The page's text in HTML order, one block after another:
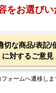
をお選びい
切な商品/表記/
に対するご意見
フォームへ遷移しま